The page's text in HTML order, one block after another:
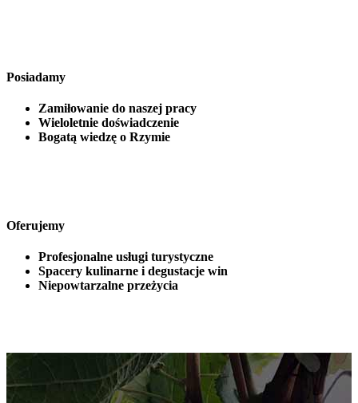
Posiadamy
Zamiłowanie do naszej pracy
Wieloletnie doświadczenie
Bogatą wiedzę o Rzymie
Oferujemy
Profesjonalne usługi turystyczne
Spacery kulinarne i degustacje win
Niepowtarzalne przeżycia